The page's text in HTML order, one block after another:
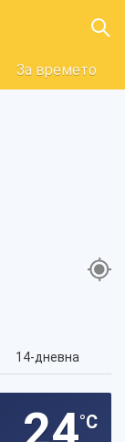
За времето
14-дневна
°C